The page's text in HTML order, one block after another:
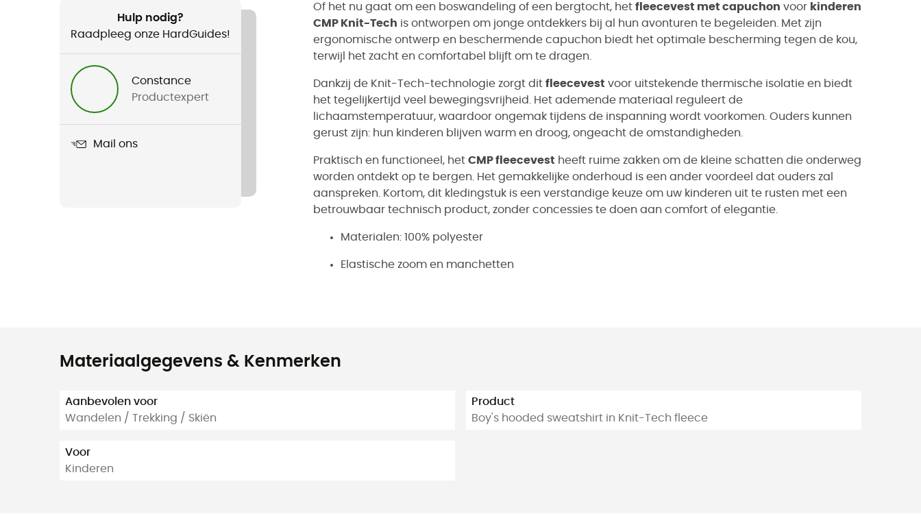
Hulp nodig?
Raadpleeg onze HardGuides!
Constance
Productexpert
Mail ons
Of het nu gaat om een boswandeling of een bergtocht, het fleecevest met capuchon voor kinderen
CMP Knit-Tech is ontworpen om jonge ontdekkers bij al hun avonturen te begeleiden. Met zijn
ergonomische ontwerp en beschermende capuchon biedt het optimale bescherming tegen de kou,
terwijl het zacht en comfortabel blijft om te dragen.
Dankzij de Knit-Tech-technologie zorgt dit fleecevest voor uitstekende thermische isolatie en biedt
het tegelijkertijd veel bewegingsvrijheid. Het ademende materiaal reguleert de
lichaamstemperatuur, waardoor ongemak tijdens de inspanning wordt voorkomen. Ouders kunnen
gerust zijn: hun kinderen blijven warm en droog, ongeacht de omstandigheden.
Praktisch en functioneel, het CMP fleecevest heeft ruime zakken om de kleine schatten die onderweg
worden ontdekt op te bergen. Het gemakkelijke onderhoud is een ander voordeel dat ouders zal
aanspreken. Kortom, dit kledingstuk is een verstandige keuze om uw kinderen uit te rusten met een
betrouwbaar technisch product, zonder concessies te doen aan comfort of elegantie.
Materialen: 100% polyester
Elastische zoom en manchetten
Materiaalgegevens & Kenmerken
Aanbevolen voor
Wandelen / Trekking / Skiën
Voor
Kinderen
Product
Boy's hooded sweatshirt in Knit-Tech fleece